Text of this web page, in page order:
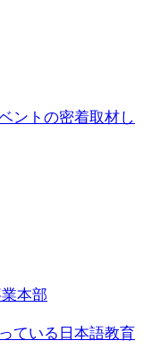
ントの密着取材し
本部
ている日本語教育